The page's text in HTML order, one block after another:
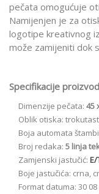
pečata omogućuje
Namijenjen je za
logotipe kreativnog
može zamijeniti dok
Specifikacije
Dimenzije pečata: 45
Oblik otiska:
Boja automata
Broj redaka: 5 linja
Zamjenski jastučić: E/
Boje jastučića: crna,
Format datuma: 30 08